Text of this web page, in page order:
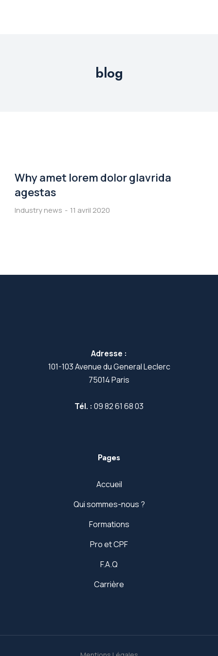
blog
Why amet lorem dolor glavrida
agestas
Industry news 11 avril 2020
Adresse :
101-103 Avenue du General Leclerc
75014 Paris
Tél. : 09 82 61 68 03
Pages
Accueil
Qui sommes-nous ?
Formations
Pro et CPF
F.A.Q
Carrière